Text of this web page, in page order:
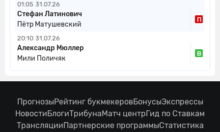
01:05 31.07.26
Стефан Латинович
Пётр Матушевский
П
20:10 31.07.26
Александр Мюллер
Мили Поличяк
В
ПрогнозыРейтинг букмекеровБонусыЭкспрессы
НовостиБлогиТрибунаМатч центрГид по Ставкам
ТрансляцииПартнерские программыСтатистика